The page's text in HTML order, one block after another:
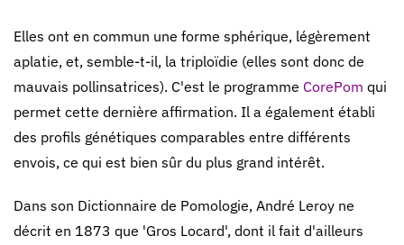
Elles ont en commun une forme sphérique, légèrement
aplatie, et, semble-t-il, la triploïdie (elles sont donc de
mauvais pollinsatrices). C'est le programme CorePom qui
permet cette dernière affirmation. Il a également établi
des profils génétiques comparables entre différents
envois, ce qui est bien sûr du plus grand intérêt.
Dans son Dictionnaire de Pomologie, André Leroy ne
décrit en 1873 que 'Gros Locard', dont il fait d'ailleurs